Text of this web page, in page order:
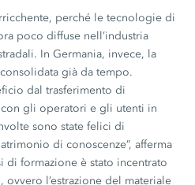
perché le tecnologie di
poco diffuse nell’industria
In Germania, invece, la
già da tempo.
dal trasferimento di
gli operatori e gli utenti in
sono state felici di
di conoscenze”, afferma
di formazione è stato incentrato
l’estrazione del materiale